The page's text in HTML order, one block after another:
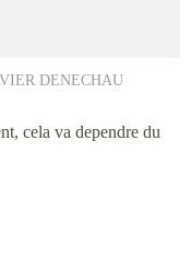
DENECHAU
cela va dependre du